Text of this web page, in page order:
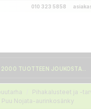
010 323 5858
Pihakalusteet ja -
Nojata-aurinkosänky